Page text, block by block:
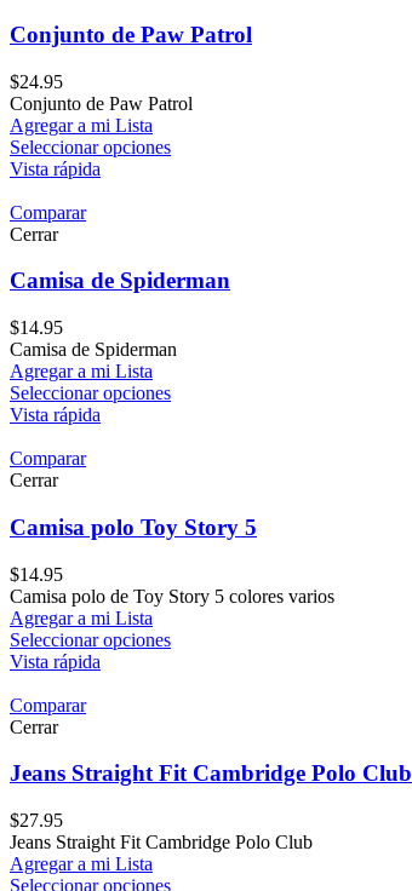
Conjunto de Paw Patrol
$24.95
Conjunto de Paw Patrol
Agregar a mi Lista
Seleccionar opciones
Vista rápida
Comparar
Cerrar
Camisa de Spiderman
$14.95
Camisa de Spiderman
Agregar a mi Lista
Seleccionar opciones
Vista rápida
Comparar
Cerrar
Camisa polo Toy Story 5
$14.95
Camisa polo de Toy Story 5 colores varios
Agregar a mi Lista
Seleccionar opciones
Vista rápida
Comparar
Cerrar
Jeans Straight Fit Cambridge Polo Club
$27.95
Jeans Straight Fit Cambridge Polo Club
Agregar a mi Lista
Seleccionar opciones